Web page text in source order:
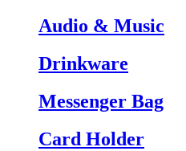
Audio & Music
Drinkware
Messenger Bag
Card Holder